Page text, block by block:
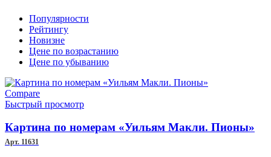
Популярности
Рейтингу
Новизне
Цене по возрастанию
Цене по убыванию
Compare
Быстрый просмотр
Картина по номерам «Уильям Макли. Пионы»
Арт. 11631